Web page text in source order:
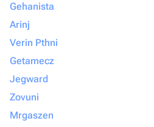
Gehanista
Arinj
Verin Pthni
Getamecz
Jegward
Zovuni
Mrgaszen